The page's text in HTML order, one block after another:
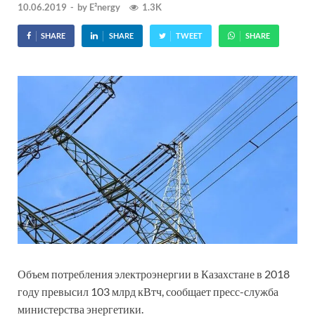
10.06.2019 - by E²nergy 1.3K
SHARE SHARE TWEET SHARE
Объем потребления электроэнергии в Казахстане в 2018
году превысил 103 млрд кВтч, сообщает пресс-служба
министерства энергетики.